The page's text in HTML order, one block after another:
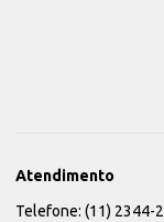
Atendimento
Telefone: (11) 2344-